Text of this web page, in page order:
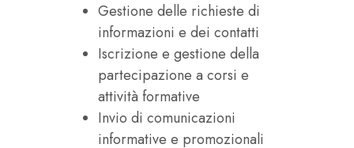
Gestione delle richieste di
informazioni e dei contatti
Iscrizione e gestione della
partecipazione a corsi e
attività formative
Invio di comunicazioni
informative e promozionali